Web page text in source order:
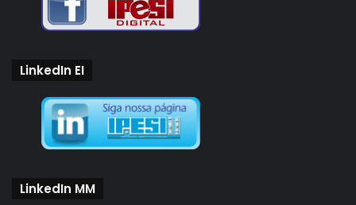
LinkedIn EI
LinkedIn MM